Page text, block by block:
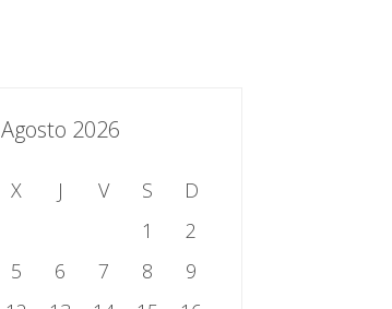
Agosto 2026
X J V S
D
1
2
5 6 7 8
9